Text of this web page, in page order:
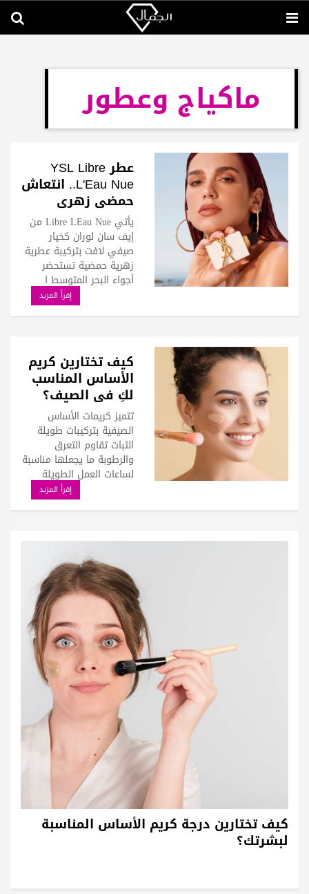
ماكياج وعطور
عطر YSL Libre
L'Eau Nue.. انتعاش
حمضي زهري
بنفحات متوسطية
يأتي Libre LEau Nue من
إيف سان لوران كخيار
صيفي لافت بتركيبة عطرية
زهرية حمضية تستحضر
أجواء البحر المتوسط ا
إقرأ المزيد
كيف تختارين كريم
الأساس المناسب
لكِ في الصيف؟
وكيف تحافظين
على ثباته؟
تتميز كريمات الأساس
الصيفية بتركيبات طويلة
الثبات تقاوم التعرق
والرطوبة ما يجعلها مناسبة
لساعات العمل الطويلة
إقرأ المزيد
كيف تختارين درجة كريم الأساس المناسبة
لبشرتك؟